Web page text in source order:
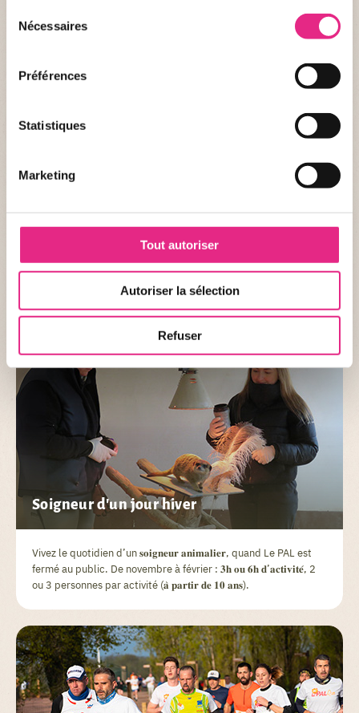
Nécessaires
Préférences
Statistiques
Marketing
Tout autoriser
Autoriser la sélection
Refuser
Académie Le PAL
l'Académie Le PAL. 𝐀𝐜𝐭𝐢𝐯𝐢𝐭𝐞́ 𝐞𝐱𝐭𝐫𝐚𝐬𝐜𝐨𝐥𝐚𝐢𝐫𝐞, 𝟐𝐡 𝐩𝐚𝐫 𝐬𝐞𝐦𝐚𝐢𝐧𝐞 𝐝𝐞
𝐬𝐞𝐩𝐭𝐞𝐦𝐛𝐫𝐞 𝐚̀ 𝐣𝐮𝐢𝐧 pour des jeunes de 8 à 14 ans ou groupes
Soigneur d'un jour hiver
Vivez le quotidien d’un 𝐬𝐨𝐢𝐠𝐧𝐞𝐮𝐫 𝐚𝐧𝐢𝐦𝐚𝐥𝐢𝐞𝐫, quand Le PAL est
fermé au public. De novembre à février : 𝟑𝐡 𝐨𝐮 𝟔𝐡 𝐝’𝐚𝐜𝐭𝐢𝐯𝐢𝐭𝐞́, 2
ou 3 personnes par activité (𝐚̀ 𝐩𝐚𝐫𝐭𝐢𝐫 𝐝𝐞 𝟏𝟎 𝐚𝐧𝐬).